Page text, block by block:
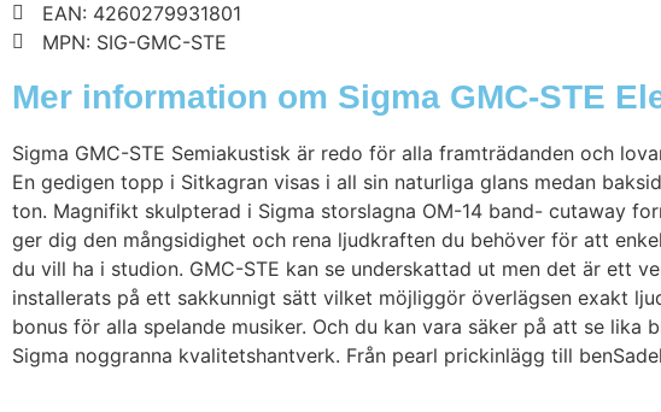
EAN: 4260279931801
MPN: SIG-GMC-STE
Mer information om Sigma GMC-STE
Sigma GMC-STE Semiakustisk är redo för alla framträdanden och
En gedigen topp i Sitkagran visas i all sin naturliga glans medan
ton. Magnifikt skulpterad i Sigma storslagna OM-14 band- cutaway
ger dig den mångsidighet och rena ljudkraften du behöver för att
du vill ha i studion. GMC-STE kan se underskattad ut men det är ett
installerats på ett sakkunnigt sätt vilket möjliggör överlägsen exakt
bonus för alla spelande musiker. Och du kan vara säker på att se
Sigma noggranna kvalitetshantverk. Från pearl prickinlägg till